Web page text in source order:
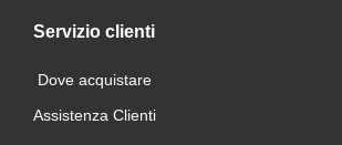
Servizio clienti
Dove acquistare
Assistenza Clienti